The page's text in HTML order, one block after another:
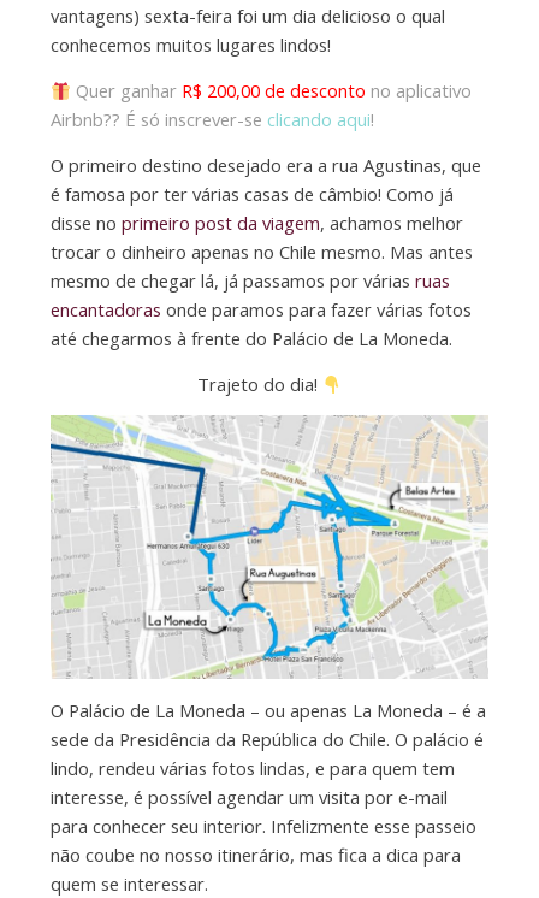
vantagens) sexta-feira foi um dia delicioso o qual
conhecemos muitos lugares lindos!
Quer ganhar R$ 200,00 de desconto no aplicativo
Airbnb?? É só inscrever-se clicando aqui!
O primeiro destino desejado era a rua Agustinas, que
é famosa por ter várias casas de câmbio! Como já
disse no primeiro post da viagem, achamos melhor
trocar o dinheiro apenas no Chile mesmo. Mas antes
mesmo de chegar lá, já passamos por várias ruas
encantadoras onde paramos para fazer várias fotos
até chegarmos à frente do Palácio de La Moneda.
Trajeto do dia!
O Palácio de La Moneda – ou apenas La Moneda – é a
sede da Presidência da República do Chile. O palácio é
lindo, rendeu várias fotos lindas, e para quem tem
interesse, é possível agendar um visita por e-mail
para conhecer seu interior. Infelizmente esse passeio
não coube no nosso itinerário, mas fica a dica para
quem se interessar.